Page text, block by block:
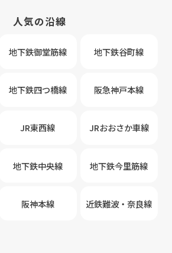
人気の沿線
地下鉄御堂筋線 地下鉄谷町線
地下鉄四つ橋線 阪急神戸本線
JR東西線 JRおおさか車線
地下鉄中央線 地下鉄今里筋線
阪神本線 近鉄難波・奈良線